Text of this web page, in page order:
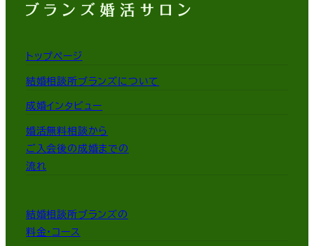
トップページ
結婚相談所ブランズについて
成婚インタビュー
婚活無料相談から
ご入会後の成婚までの
流れ
結婚相談所ブランズの
料金・コース